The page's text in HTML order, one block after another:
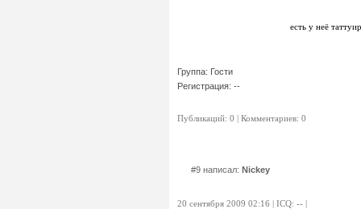
Группа: Гости
Регистрация: --
есть у неё
Публикаций: 0 | Комментариев: 0
#9 написал: Nickey
20 сентября 2009 02:16 | ICQ: -- |